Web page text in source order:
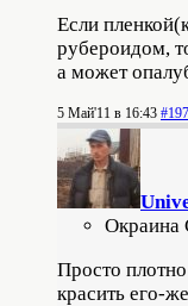
Если
рубероидом,
а может
5 Май'11 в 16:43
Окраина
Просто
красить его-